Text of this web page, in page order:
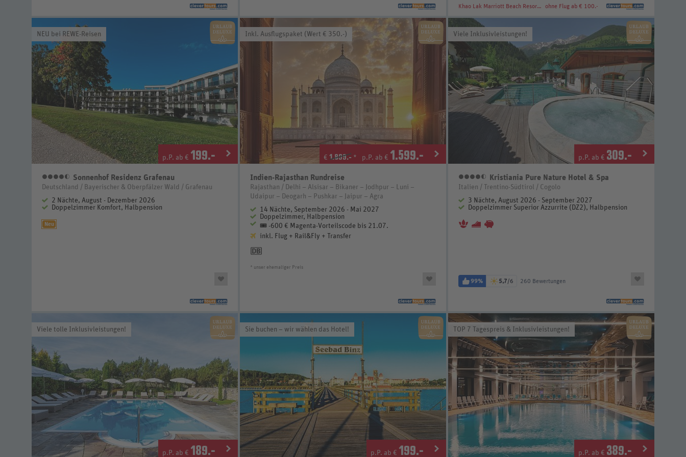
Khao Lak Marriott Beach Resort & Spa ohne Flug ab € 100.-
NEU bei REWE-Reisen
p.P. ab € 199.-
4,5 Sterne
Sonnenhof Residenz Grafenau
Deutschland / Bayerischer & Oberpfälzer Wald / Grafenau
2 Nächte, August - Dezember 2026
Doppelzimmer Komfort, Halbpension
Neu
Inkl. Ausflugspaket (Wert € 350.-)
€ 1.899.- * p.P. ab € 1.599.-
Indien-Rajasthan Rundreise
Rajasthan / Delhi – Alsisar – Bikaner – Jodhpur – Luni –
Udaipur – Deogarh – Pushkar – Jaipur – Agra
14 Nächte, September 2026 - Mai 2027
Doppelzimmer, Halbpension
🎟️ -600 € Magenta-Vorteilscode bis 21.07.
inkl. Flug + Rail&Fly + Transfer
* unser ehemaliger Preis
Viele Inklusivleistungen!
p.P. ab € 309.-
4,5 Sterne
Kristiania Pure Nature Hotel & Spa
Italien / Trentino-Südtirol / Cogolo
3 Nächte, August 2026 - September 2027
Doppelzimmer Superior Azzurrite (DZ2), Halbpension
99% 5,7/6 260 Bewertungen
Viele tolle Inklusivleistungen!
p.P. ab € 189.-
Sie buchen – wir wählen das Hotel!
p.P. ab € 199.-
TOP 7 Tagespreis & Inklusivleistungen!
p.P. ab € 389.-